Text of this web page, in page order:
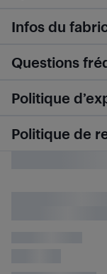
Infos du
Questions
Politique
Politique de